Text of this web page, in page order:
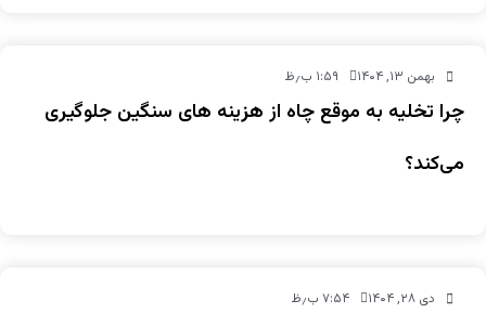
بهمن ۱۳, ۱۴۰۴ ۱:۵۹ ب٫ظ
چرا تخلیه به‌ موقع چاه از هزینه‌ های سنگین جلوگیری
می‌کند؟
دی ۲۸, ۱۴۰۴ ۷:۵۴ ب٫ظ